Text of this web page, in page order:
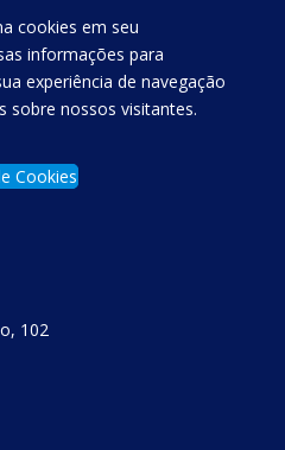
cookies em seu
informações para
experiência de navegação
sobre nossos visitantes.
Cookies
102